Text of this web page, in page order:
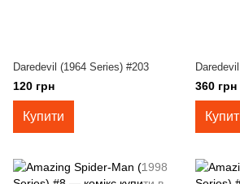
Daredevil (1964 Series) #203
120 грн
Купити
360 грн